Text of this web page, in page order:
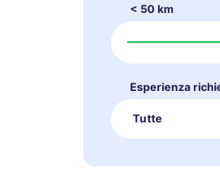
< 50 km
Esperienza
Tutte